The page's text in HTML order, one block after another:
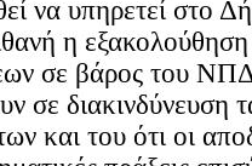
να υπηρετεί στο
η
σε βάρος του
σε διακινδύνευση
και του ότι οι